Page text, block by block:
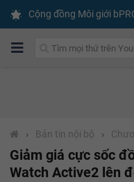
Cộng đồng Môi giới
› Bản tin nội bộ ›
Giảm giá cực sốc
Watch Active2 lên